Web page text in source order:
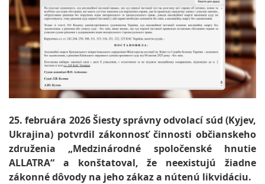
25. februára 2026 Šiesty správny odvolací súd (Kyjev,
Ukrajina) potvrdil zákonnosť činnosti občianskeho
združenia „Medzinárodné spoločenské hnutie
ALLATRA“ a konštatoval, že neexistujú žiadne
zákonné dôvody na jeho zákaz a nútenú likvidáciu.